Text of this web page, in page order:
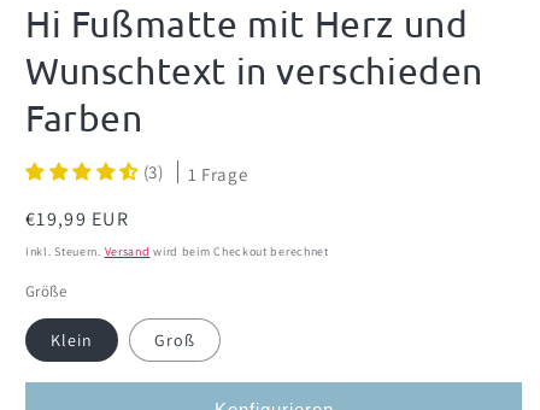
Hi Fußmatte mit Herz und
Wunschtext in verschieden
Farben
(3) 1 Frage
Normaler
Preis
€19,99 EUR
Inkl. Steuern. Versand wird beim Checkout berechnet
Größe
Klein Groß